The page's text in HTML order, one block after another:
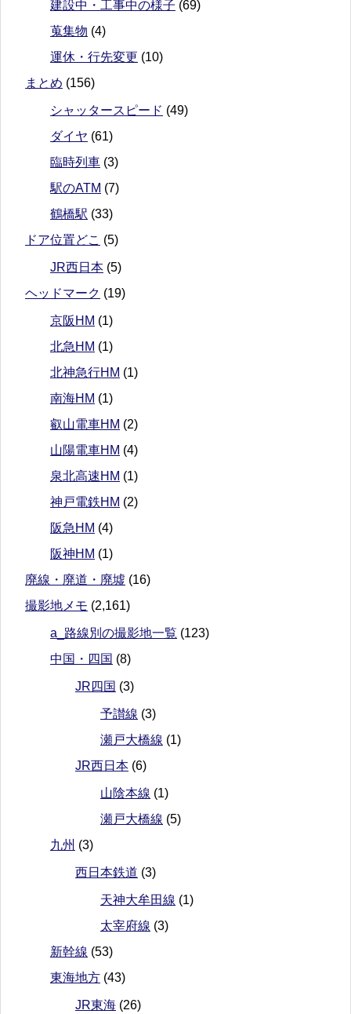
建設中・工事中の様子 (69)
蒐集物 (4)
運休・行先変更 (10)
まとめ (156)
シャッタースピード (49)
ダイヤ (61)
臨時列車 (3)
駅のATM (7)
鶴橋駅 (33)
ドア位置どこ (5)
JR西日本 (5)
ヘッドマーク (19)
京阪HM (1)
北急HM (1)
北神急行HM (1)
南海HM (1)
叡山電車HM (2)
山陽電車HM (4)
泉北高速HM (1)
神戸電鉄HM (2)
阪急HM (4)
阪神HM (1)
廃線・廃道・廃墟 (16)
撮影地メモ (2,161)
a_路線別の撮影地一覧 (123)
中国・四国 (8)
JR四国 (3)
予讃線 (3)
瀬戸大橋線 (1)
JR西日本 (6)
山陰本線 (1)
瀬戸大橋線 (5)
九州 (3)
西日本鉄道 (3)
天神大牟田線 (1)
太宰府線 (3)
新幹線 (53)
東海地方 (43)
JR東海 (26)